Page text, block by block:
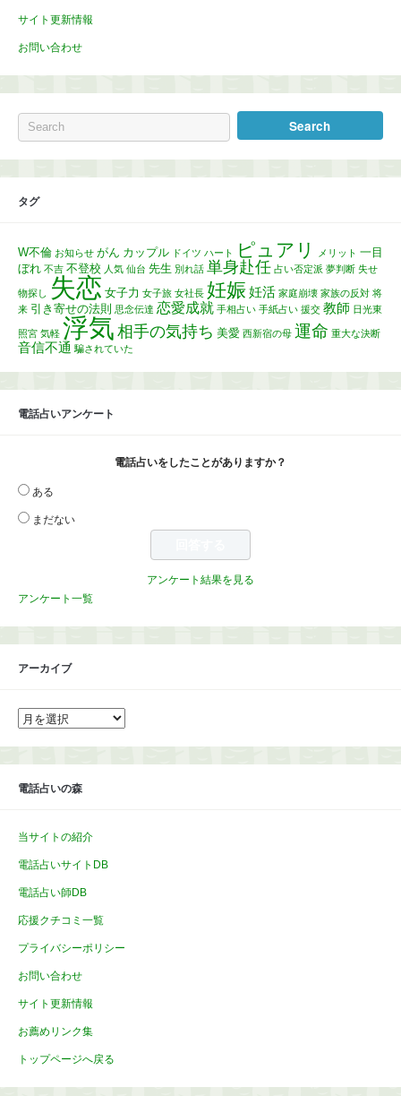
サイト更新情報
お問い合わせ
タグ
W不倫 お知らせ がん カップル ドイツ ハート ピュアリ メリット 一目
ぼれ 不吉 不登校 人気 仙台 先生 別れ話 単身赴任 占い否定派 夢判断 失せ
物探し 失恋 女子力 女子旅 女社長 妊娠妊活 家庭崩壊 家族の反対 将
来 引き寄せの法則 思念伝達 恋愛成就 手相占い 手紙占い 援交 教師 日光東
照宮 気軽 浮気 相手の気持ち 美愛 西新宿の母 運命 重大な決断
音信不通 騙されていた
電話占いアンケート
電話占いをしたことがありますか？
ある
まだない
アンケート結果を見る
アンケート一覧
アーカイブ
ア
ー
イ
電話占いの森
当サイトの紹介
電話占いサイトDB
電話占い師DB
応援クチコミ一覧
プライバシーポリシー
お問い合わせ
サイト更新情報
お薦めリンク集
トップページへ戻る